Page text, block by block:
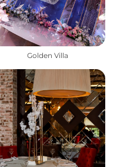
Golden Villa